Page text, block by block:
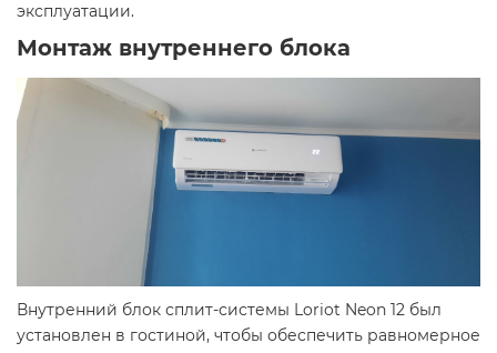
эксплуатации.
Монтаж внутреннего блока
Внутренний блок сплит-системы Loriot Neon 12 был
установлен в гостиной, чтобы обеспечить равномерное